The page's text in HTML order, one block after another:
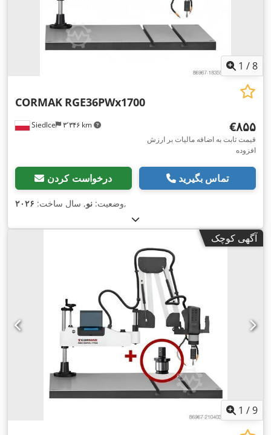
1 /8
Siedlce ۳٬۳۴۶ km
CORMAK RGE36PWx1700
‎€۸۵۵
قیمت ثابت به اضافه مالیات بر ارزش
افزوده
درخواست کردن تماس بگیرید
وضعیت: نو, سال ساخت: ۲۰۲۶ ,
آگهی کوچک
1 /9